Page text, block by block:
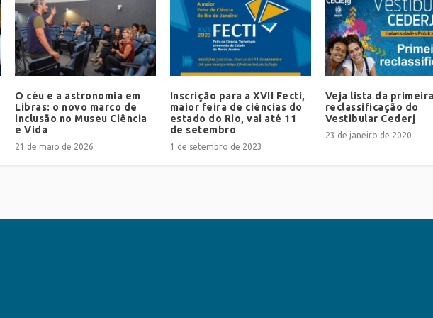
O céu e a astronomia em
Libras: o novo marco de
inclusão no Museu Ciência
e Vida
21 de maio de 2026
Inscrição para a XVII Fecti,
maior feira de ciências do
estado do Rio, vai até 11
de setembro
1 de setembro de 2023
Veja lista da
reclassificação do
Vestibular Cederj
23 de janeiro de 2020